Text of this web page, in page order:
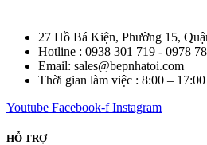
27 Hồ Bá Kiện, Phường 15,
Hotline : 0938 301 719 - 0978
Email: sales@bepnhatoi.com
Thời gian làm việc : 8:00 –
Youtube Facebook-f Instagram
HỖ TRỢ